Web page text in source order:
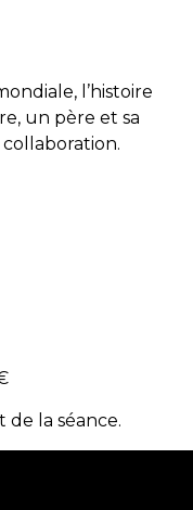
l’histoire
un père et sa
la séance.